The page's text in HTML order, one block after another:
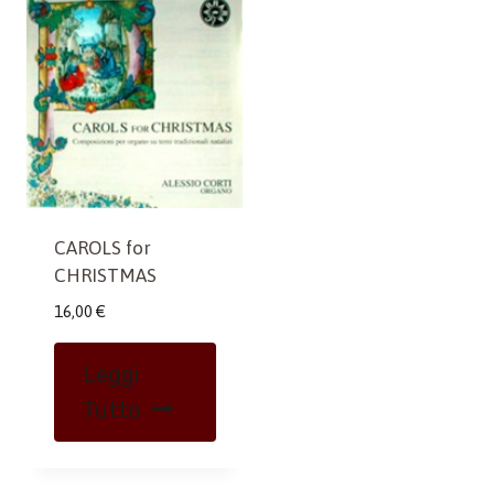
CAROLS for
CHRISTMAS
16,00 €
Leggi
Tutto